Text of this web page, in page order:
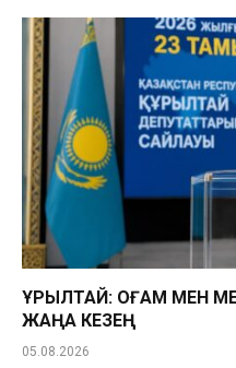
ҚҰРЫЛТАЙ: ҚОҒАМ МЕН
ЖАҢА КЕЗЕҢ
05.08.2026